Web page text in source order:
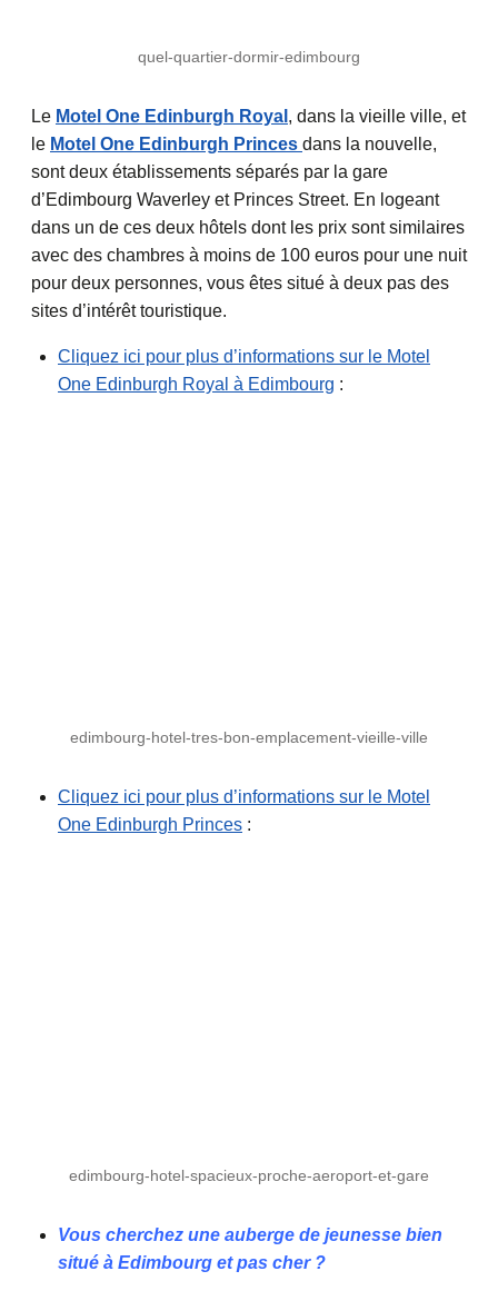
quel-quartier-dormir-edimbourg
Le Motel One Edinburgh Royal , dans la vieille ville, et
le Motel One Edinburgh Princes dans la nouvelle,
sont deux établissements séparés par la gare
d’Edimbourg Waverley et Princes Street. En logeant
dans un de ces deux hôtels dont les prix sont similaires
avec des chambres à moins de 100 euros pour une nuit
pour deux personnes, vous êtes situé à deux pas des
sites d’intérêt touristique.
Cliquez ici pour plus d’informations sur le Motel
One Edinburgh Royal à Edimbourg :
edimbourg-hotel-tres-bon-emplacement-vieille-ville
Cliquez ici pour plus d’informations sur le Motel
One Edinburgh Princes :
edimbourg-hotel-spacieux-proche-aeroport-et-gare
Vous cherchez une auberge de jeunesse bien
situé à Edimbourg et pas cher ?